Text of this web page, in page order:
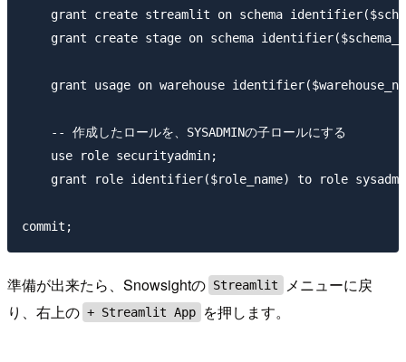
grant create streamlit on schema
grant create stage on schema
grant usage on warehouse
    -- 作成したロールを、SYSADMINの子ロールにする
    use role securityadmin;
grant role identifier($role_name) to role
準備が出来たら、Snowsightの Streamlit
メニューに戻
り、右上の + Streamlit App を押します。